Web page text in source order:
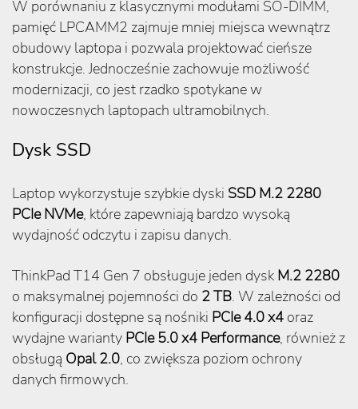
W porównaniu z klasycznymi modułami SO-DIMM,
pamięć LPCAMM2 zajmuje mniej miejsca wewnątrz
obudowy laptopa i pozwala projektować cieńsze
konstrukcje. Jednocześnie zachowuje możliwość
modernizacji, co jest rzadko spotykane w
nowoczesnych laptopach ultramobilnych.
Dysk SSD
Laptop wykorzystuje szybkie dyski SSD M.2 2280
PCIe NVMe, które zapewniają bardzo wysoką
wydajność odczytu i zapisu danych.
ThinkPad T14 Gen 7 obsługuje jeden dysk M.2 2280
o maksymalnej pojemności do 2 TB. W zależności od
konfiguracji dostępne są nośniki PCIe 4.0 x4 oraz
wydajne warianty PCIe 5.0 x4 Performance, również z
obsługą Opal 2.0, co zwiększa poziom ochrony
danych firmowych.